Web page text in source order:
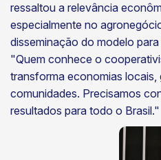
ressaltou a relevância
especialmente no
disseminação do modelo
"Quem conhece o
transforma economias
comunidades. Precisamos
resultados para todo o Brasil."